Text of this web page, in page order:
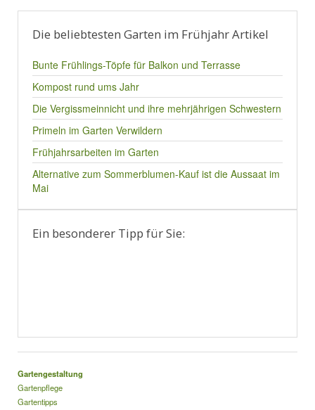
Die beliebtesten Garten im Frühjahr Artikel
Bunte Frühlings-Töpfe für Balkon und Terrasse
Kompost rund ums Jahr
Die Vergissmeinnicht und ihre mehrjährigen Schwestern
Primeln im Garten Verwildern
Frühjahrsarbeiten im Garten
Alternative zum Sommerblumen-Kauf ist die Aussaat im
Mai
Ein besonderer Tipp für Sie:
Gartengestaltung
Gartenpflege
Gartentipps